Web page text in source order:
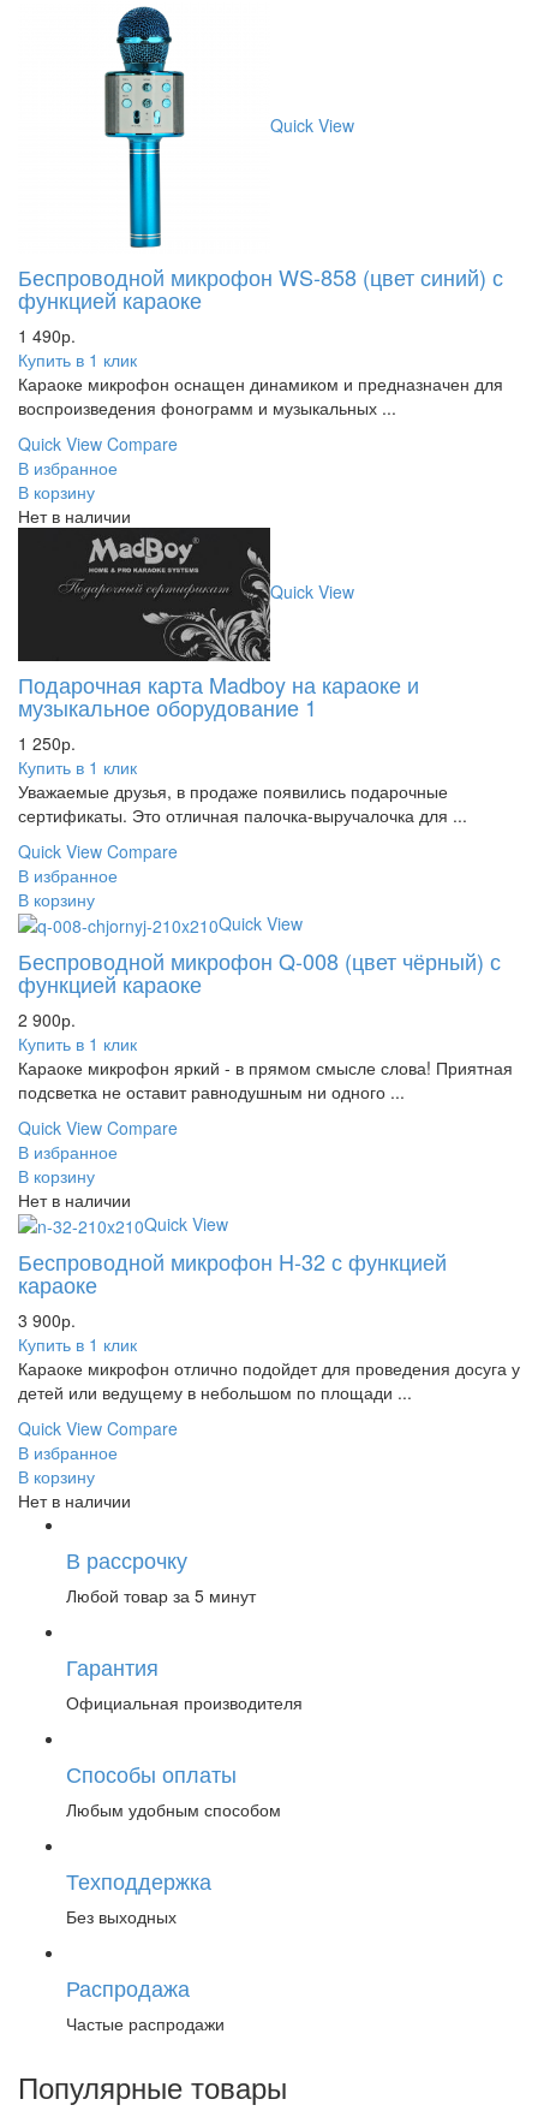
Quick View
Беспроводной микрофон WS-858 (цвет синий) с
функцией караоке
1 490р.
Купить в 1 клик
Караоке микрофон оснащен динамиком и предназначен для
воспроизведения фонограмм и музыкальных ...
Quick View Compare
В избранное
В корзину
Нет в наличии
Quick View
Подарочная карта Madboy на караоке и
музыкальное оборудование 1
1 250р.
Купить в 1 клик
Уважаемые друзья, в продаже появились подарочные
сертификаты. Это отличная палочка-выручалочка для ...
Quick View Compare
В избранное
В корзину
Quick View
Беспроводной микрофон Q-008 (цвет чёрный) с
функцией караоке
2 900р.
Купить в 1 клик
Караоке микрофон яркий - в прямом смысле слова! Приятная
подсветка не оставит равнодушным ни одного ...
Quick View Compare
В избранное
В корзину
Нет в наличии
Quick View
Беспроводной микрофон H-32 с функцией
караоке
3 900р.
Купить в 1 клик
Караоке микрофон отлично подойдет для проведения досуга у
детей или ведущему в небольшом по площади ...
Quick View Compare
В избранное
В корзину
Нет в наличии
В рассрочку
Любой товар за 5 минут
Гарантия
Официальная производителя
Способы оплаты
Любым удобным способом
Техподдержка
Без выходных
Распродажа
Частые распродажи
Популярные товары